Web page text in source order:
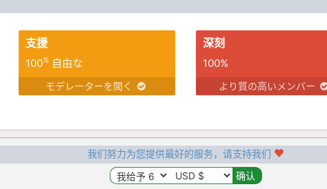
支援
100%自由な
モデレーターを聞く
深刻
100%
より質の高いメンバー
我们努力为您提供最好的服务，请支持我们